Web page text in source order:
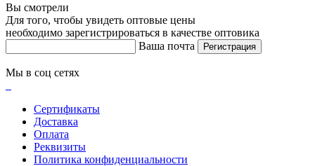
Вы смотрели
Для того, чтобы увидеть оптовые цены
необходимо зарегистрироваться в качестве оптовика
Ваша почта
Регистрация
Мы в соц сетях
Сертификаты
Доставка
Оплата
Реквизиты
Политика конфиденциальности